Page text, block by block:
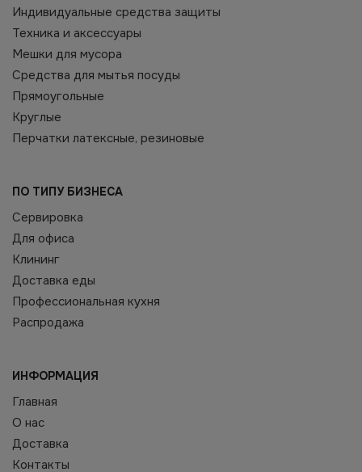
Индивидуальные средства защиты
Техника и аксессуары
Мешки для мусора
Средства для мытья посуды
Прямоугольные
Круглые
Перчатки латексные, резиновые
ПО ТИПУ БИЗНЕСА
Сервировка
Для офиса
Клининг
Доставка еды
Профессиональная кухня
Распродажа
ИНФОРМАЦИЯ
Главная
О нас
Доставка
Контакты